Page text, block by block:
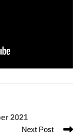
2021
Next Post